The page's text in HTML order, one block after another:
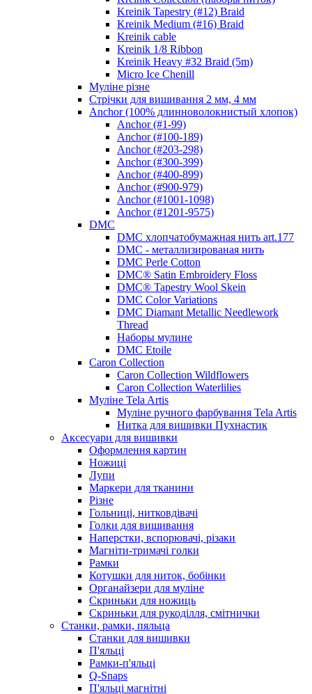
Kreinik Tapestry (#12) Braid
Kreinik Medium (#16) Braid
Kreinik cable
Kreinik 1/8 Ribbon
Kreinik Heavy #32 Braid (5m)
Micro Ice Chenill
Муліне різне
Стрічки для вишивання 2 мм, 4 мм
Anchor (100% длинноволокнистый хлопок)
Anchor (#1-99)
Anchor (#100-189)
Anchor (#203-298)
Anchor (#300-399)
Anchor (#400-899)
Anchor (#900-979)
Anchor (#1001-1098)
Anchor (#1201-9575)
DMC
DMC хлопчатобумажная нить art.177
DMC - металлизированая нить
DMC Perle Cotton
DMC® Satin Embroidery Floss
DMC® Tapestry Wool Skein
DMC Color Variations
DMC Diamant Metallic Needlework
Thread
Наборы мулине
DMC Etoile
Caron Collection
Caron Collection Wildflowers
Caron Collection Waterlilies
Муліне Tela Artis
Муліне ручного фарбування Tela Artis
Нитка для вишивки Пухнастик
Аксесуари для вишивки
Оформлення картин
Ножиці
Лупи
Маркери для тканини
Різне
Гольниці, нитковдівачі
Голки для вишивання
Наперстки, вспорювачі, різаки
Магніти-тримачі голки
Рамки
Котушки для ниток, бобінки
Органайзери для муліне
Скриньки для ножиць
Скриньки для рукоділля, смітнички
Станки, рамки, пяльца
Станки для вишивки
П'яльці
Рамки-п'яльці
Q-Snaps
П'яльці магнітні